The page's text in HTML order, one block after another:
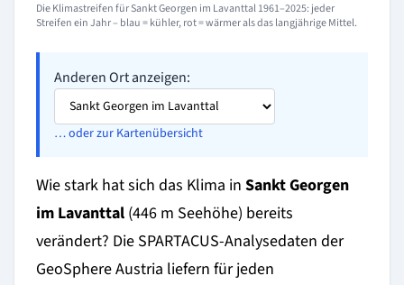
Die Klimastreifen für Sankt Georgen im Lavanttal 1961–2025: jeder
Streifen ein Jahr – blau = kühler, rot = wärmer als das langjährige Mittel.
Anderen Ort anzeigen:
… oder zur Kartenübersicht
Wie stark hat sich das Klima in Sankt Georgen
im Lavanttal (446 m Seehöhe) bereits
verändert? Die SPARTACUS-Analysedaten der
GeoSphere Austria liefern für jeden